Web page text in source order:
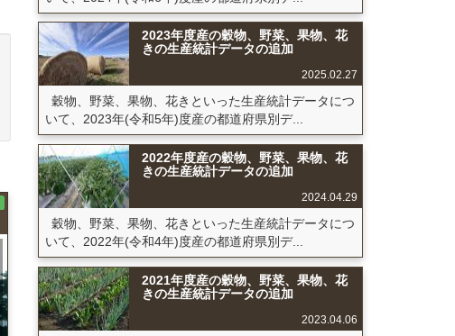
2023年度産の穀物、野菜、果物、花
きの生産統計データの追加
2025.02.27
穀物、野菜、果物、花きといった生産統計データにつ
いて、2023年(令和5年)度産の都道府県別デ...
2022年度産の穀物、野菜、果物、花
きの生産統計データの追加
2024.04.29
穀物、野菜、果物、花きといった生産統計データにつ
いて、2022年(令和4年)度産の都道府県別デ...
2021年度産の穀物、野菜、果物、花
きの生産統計データの追加
2023.04.06